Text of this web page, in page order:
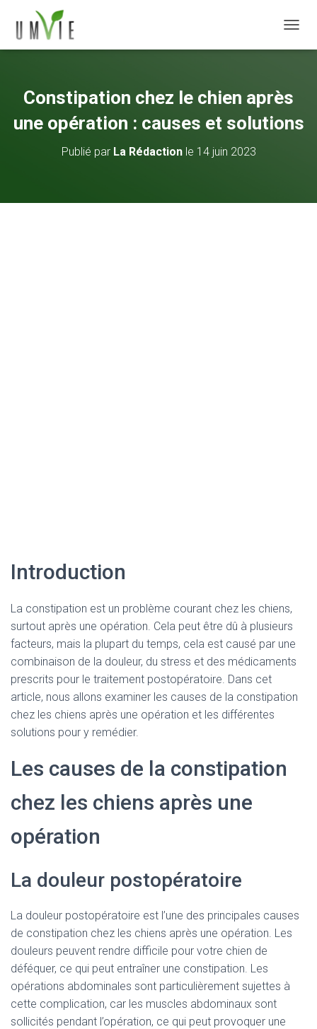
Constipation chez le chien après
une opération : causes et solutions
Publié par La Rédactionle 14 juin 2023
Introduction
La constipation est un problème courant chez les chiens,
surtout après une opération. Cela peut être dû à plusieurs
facteurs, mais la plupart du temps, cela est causé par une
combinaison de la douleur, du stress et des médicaments
prescrits pour le traitement postopératoire. Dans cet
article, nous allons examiner les causes de la constipation
chez les chiens après une opération et les différentes
solutions pour y remédier.
Les causes de la constipation
chez les chiens après une
opération
La douleur postopératoire
La douleur postopératoire est l’une des principales causes
de constipation chez les chiens après une opération. Les
douleurs peuvent rendre difficile pour votre chien de
déféquer, ce qui peut entraîner une constipation. Les
opérations abdominales sont particulièrement sujettes à
cette complication, car les muscles abdominaux sont
sollicités pendant l’opération, ce qui peut provoquer une